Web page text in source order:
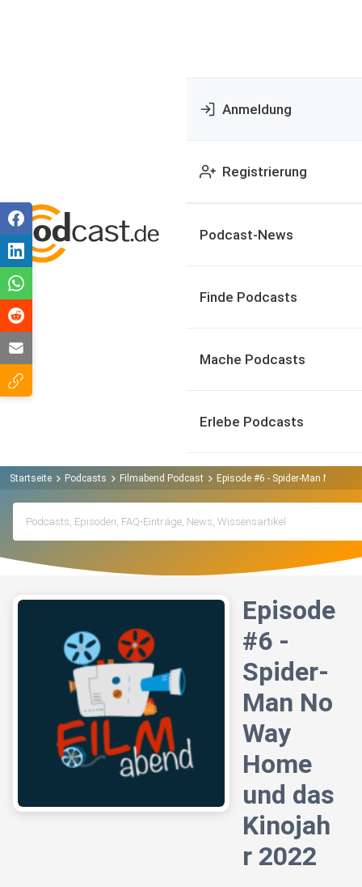
Anmeldung
Registrierung
Podcast-News
Finde Podcasts
Mache Podcasts
Erlebe Podcasts
Startseite Podcasts Filmabend Podcast Episode #6 - Spider-Man No
Episode
#6 -
Spider-
Man No
Way
Home
und das
Kinojah
r 2022